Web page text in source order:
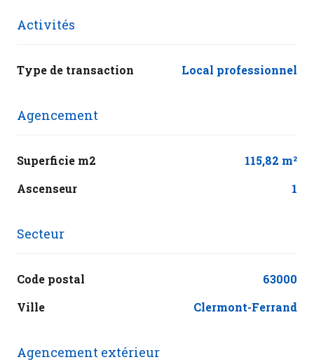
Activités
Type de transaction Local professionnel
Agencement
Superficie m2
115,82 m²
Ascenseur
1
Secteur
Code postal
63000
Ville
Clermont-Ferrand
Agencement extérieur